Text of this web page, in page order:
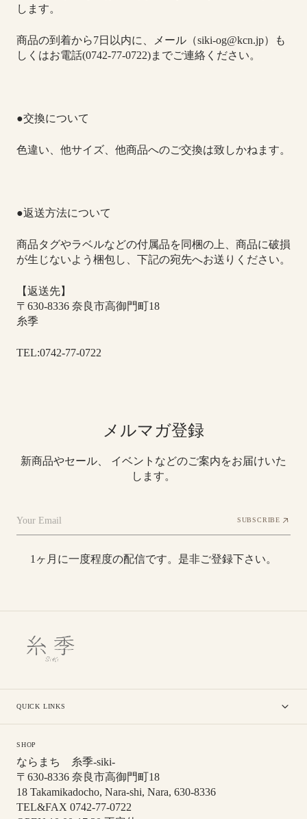
します。
商品の到着から7日以内に、
メール（siki-og@kcn.jp）も
しくはお電話(0742-77-0722)までご連絡ください。
●交換について
色違い、他サイズ、他商品へのご交換は致しかねます。
●返送方法について
商品タグやラベルなどの付属品を同梱の上、商品に破損
が生じないよう梱包し、下記の宛先へお送りください。
【返送先】
〒630-8336 奈良市高御門町18
糸季
TEL:0742-77-0722
メルマガ登録
新商品やセール、 イベントなどのご案内をお届けいた
します。
Your Email SUBSCRIBE
1ヶ月に一度程度の配信です。是非ご登録下さい。
QUICK LINKS
SHOP
ならまち 糸季-siki-
〒630-8336 奈良市高御門町18
18 Takamikadocho, Nara-shi, Nara, 630-8336
TEL&FAX 0742-77-0722